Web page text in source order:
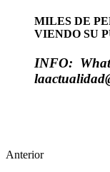
MILES DE
VIENDO SU
INFO:
Anterior